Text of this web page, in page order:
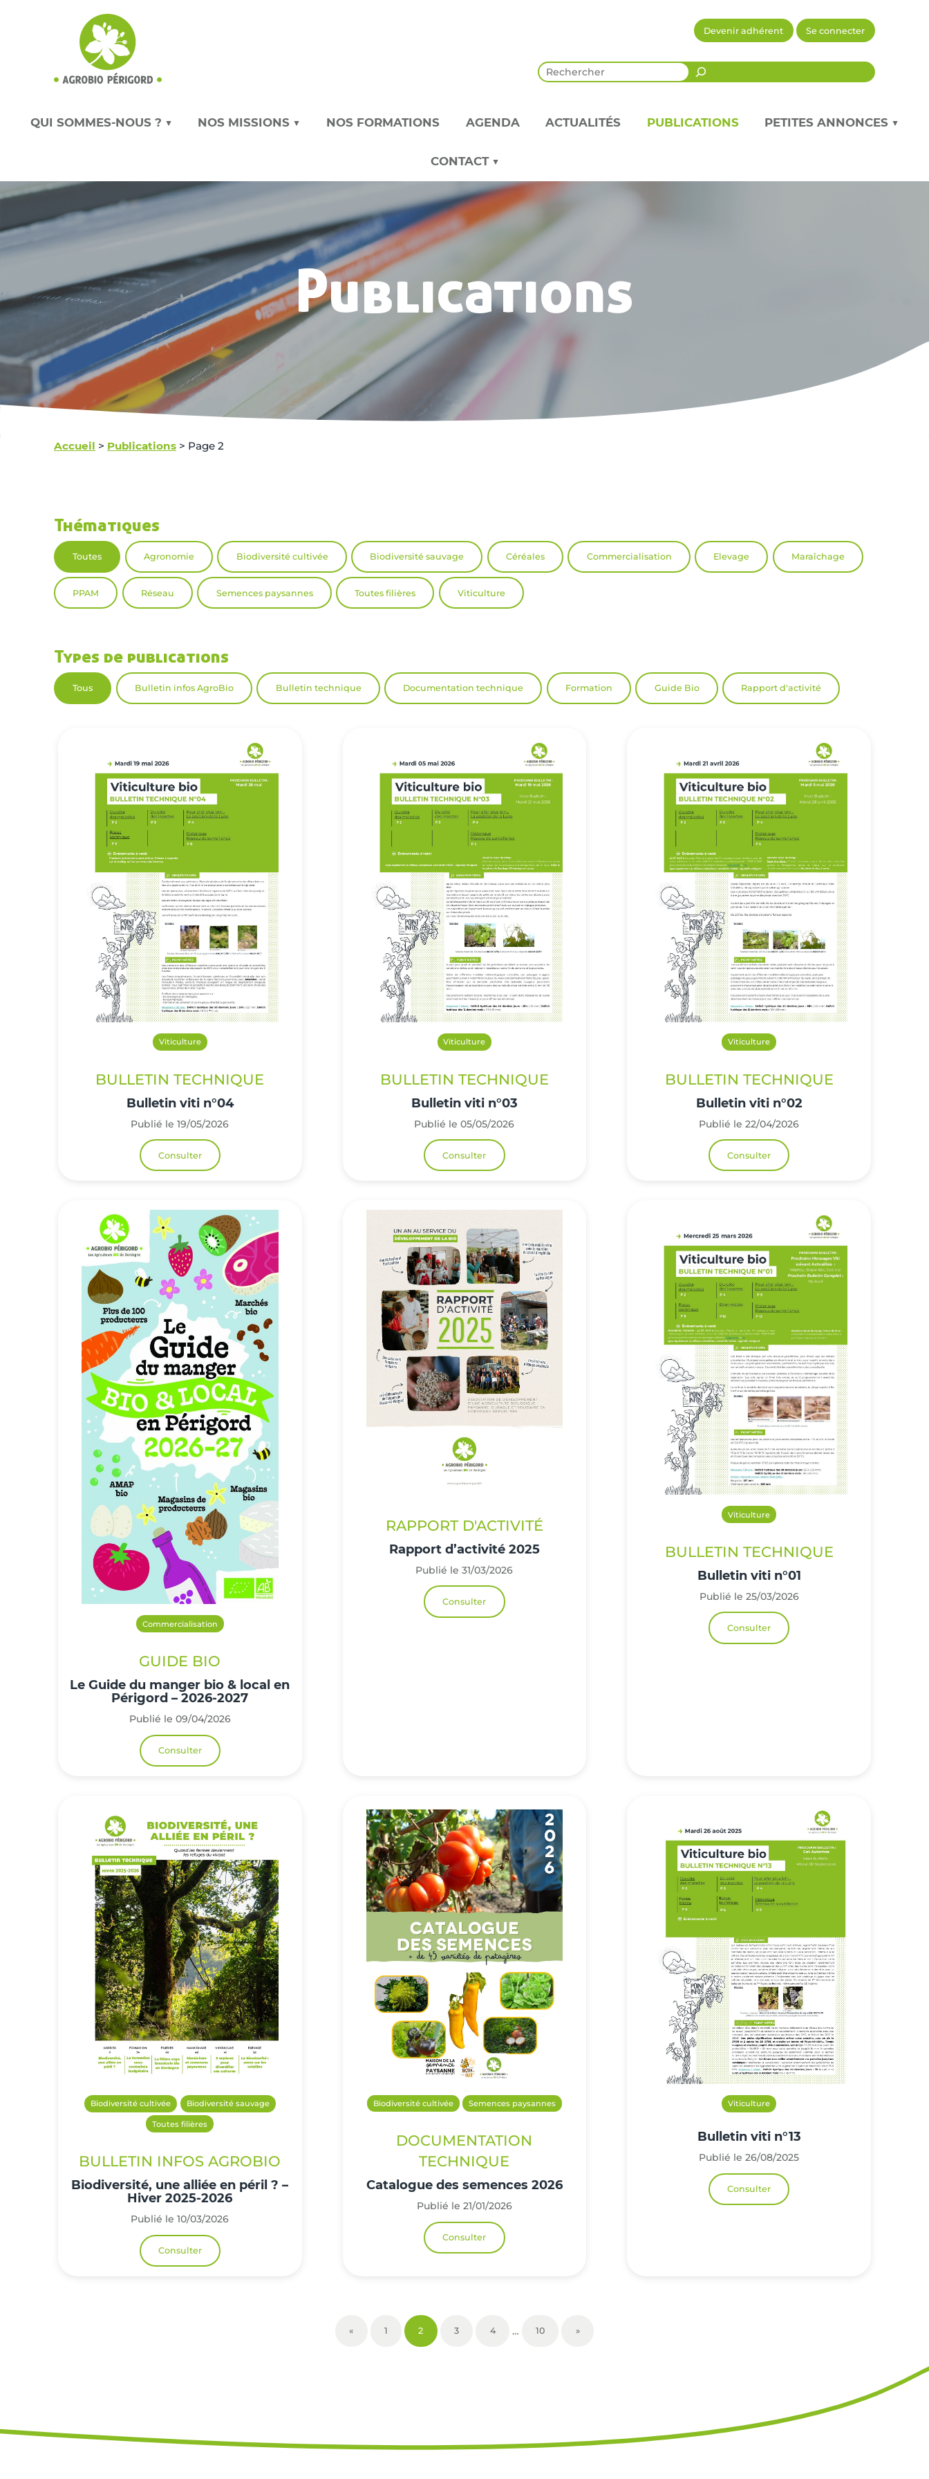
Devenir adhérent Se connecter
QUI SOMMES-NOUS ? ▼ NOS MISSIONS ▼ NOS FORMATIONS AGENDA ACTUALITÉS PUBLICATIONS PETITES ANNONCES ▼
CONTACT ▼
Publications
Accueil > Publications > Page 2
Thématiques
Toutes Agronomie Biodiversité cultivée Biodiversité sauvage Céréales Commercialisation Elevage Maraîchage
PPAM Réseau Semences paysannes Toutes filières Viticulture
Types de publications
Tous Bulletin infos AgroBio Bulletin technique Documentation technique Formation Guide Bio Rapport d'activité
Viticulture
BULLETIN TECHNIQUE
Bulletin viti n°04
Publié le 19/05/2026
Consulter
Viticulture
BULLETIN TECHNIQUE
Bulletin viti n°03
Publié le 05/05/2026
Consulter
Viticulture
BULLETIN TECHNIQUE
Bulletin viti n°02
Publié le 22/04/2026
Consulter
Commercialisation
GUIDE BIO
Le Guide du manger bio & local en
Périgord – 2026-2027
Publié le 09/04/2026
Consulter
RAPPORT D'ACTIVITÉ
Rapport d’activité 2025
Publié le 31/03/2026
Consulter
Viticulture
BULLETIN TECHNIQUE
Bulletin viti n°01
Publié le 25/03/2026
Consulter
Biodiversité cultivée Biodiversité sauvage
Toutes filières
BULLETIN INFOS AGROBIO
Biodiversité, une alliée en péril ? –
Hiver 2025-2026
Publié le 10/03/2026
Consulter
Biodiversité cultivée Semences paysannes
DOCUMENTATION
TECHNIQUE
Catalogue des semences 2026
Publié le 21/01/2026
Consulter
Viticulture
Bulletin viti n°13
Publié le 26/08/2025
Consulter
« 1 2 3 4 … 10 »